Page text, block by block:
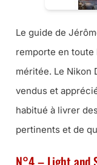
Le guide de
remporte en
méritée. Le Nikon
vendus et
habitué à livrer
pertinents et de
N°4 – Light and